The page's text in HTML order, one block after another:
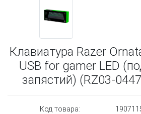
Клавиатура Razer
USB for gamer LED
запястий) (RZ03-
Код товара: